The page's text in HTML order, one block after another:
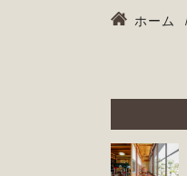
ホーム